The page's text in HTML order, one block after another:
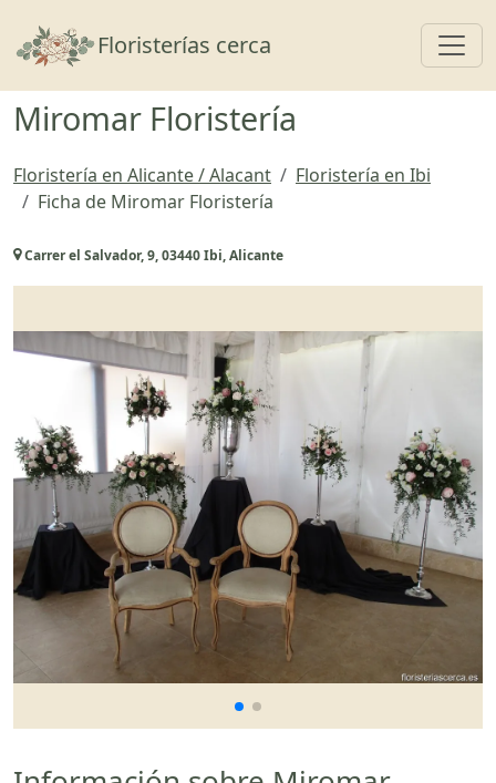
Floristerías cerca
Miromar Floristería
Floristería en Alicante / Alacant
Floristería en Ibi
Ficha de Miromar Floristería
Carrer el Salvador, 9, 03440 Ibi, Alicante